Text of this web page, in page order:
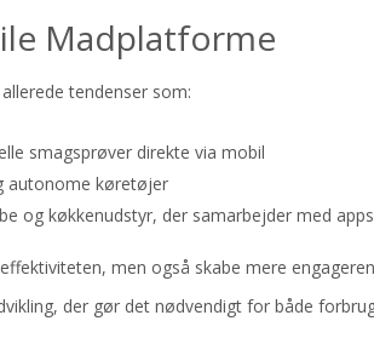
Madplatforme
tendenser som:
smagsprøver direkte via mobil
autonome køretøjer
og køkkenudstyr, der samarbejder med apps
men også skabe mere
der gør det nødvendigt for både